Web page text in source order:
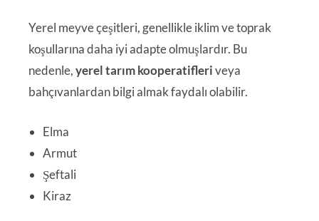
Yerel meyve çeşitleri, genellikle iklim ve toprak
koşullarına daha iyi adapte olmuşlardır. Bu
nedenle,yerel tarım kooperatifleriveya
bahçıvanlardan bilgi almak faydalı olabilir.
Elma
Armut
Şeftali
Kiraz